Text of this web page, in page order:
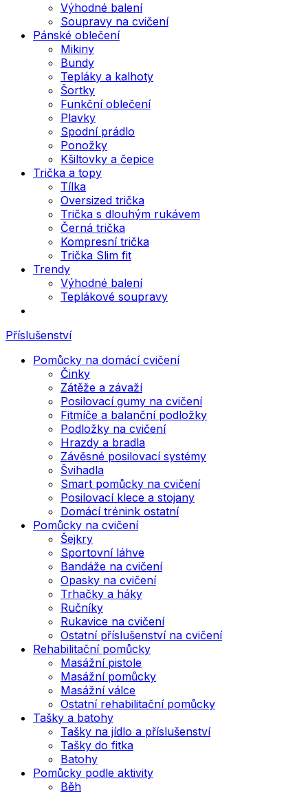
Výhodné balení
Soupravy na cvičení
Pánské oblečení
Mikiny
Bundy
Tepláky a kalhoty
Šortky
Funkční oblečení
Plavky
Spodní prádlo
Ponožky
Kšiltovky a čepice
Trička a topy
Tílka
Oversized trička
Trička s dlouhým rukávem
Černá trička
Kompresní trička
Trička Slim fit
Trendy
Výhodné balení
Teplákové soupravy
Příslušenství
Pomůcky na domácí cvičení
Činky
Zátěže a závaží
Posilovací gumy na cvičení
Fitmíče a balanční podložky
Podložky na cvičení
Hrazdy a bradla
Závěsné posilovací systémy
Švihadla
Smart pomůcky na cvičení
Posilovací klece a stojany
Domácí trénink ostatní
Pomůcky na cvičení
Šejkry
Sportovní láhve
Bandáže na cvičení
Opasky na cvičení
Trhačky a háky
Ručníky
Rukavice na cvičení
Ostatní příslušenství na cvičení
Rehabilitační pomůcky
Masážní pistole
Masážní pomůcky
Masážní válce
Ostatní rehabilitační pomůcky
Tašky a batohy
Tašky na jídlo a příslušenství
Tašky do fitka
Batohy
Pomůcky podle aktivity
Běh